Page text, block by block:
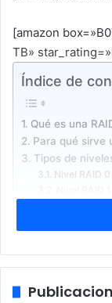
[amazon
TB»
Índice de
Qué es una
Para qué sirve
Tipos de
Nivel RAID 0
Nivel RAID
Nivel RAID 6
Tipos de